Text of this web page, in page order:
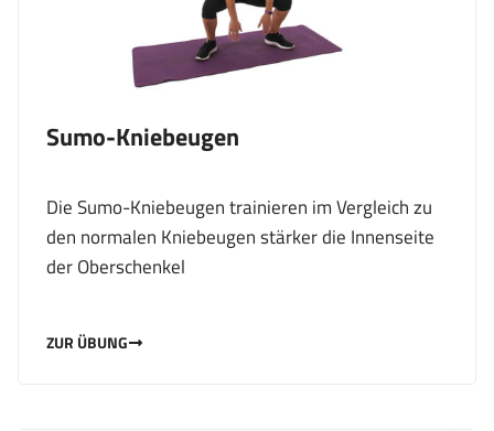
Sumo-Kniebeugen
Die Sumo-Kniebeugen trainieren im Vergleich zu
den normalen Kniebeugen stärker die Innenseite
der Oberschenkel
ZUR ÜBUNG